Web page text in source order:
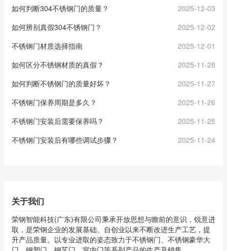
如何判断304不锈钢门的质量？
2025-12-03
如何辨别真假304不锈钢门？
2025-12-02
不锈钢门材质选择指南
2025-12-01
如何区分不锈钢材质的真假？
2025-11-28
如何判断不锈钢门的质量好坏？
2025-11-27
不锈钢门保养周期是多久？
2025-11-26
不锈钢门安装后需要保养吗？
2025-11-25
不锈钢门安装后有哪些调试步骤？
2025-11-24
关于我们
荣钢智能科技(广东)有限公司秉承开放思想与瞻前的意识，锐意进
取，是荣钢企业的发展基础。自创业以来不断改进生产工艺，提
升产品质量。以专业进取的姿态致力于不锈钢门、不锈钢豪华大